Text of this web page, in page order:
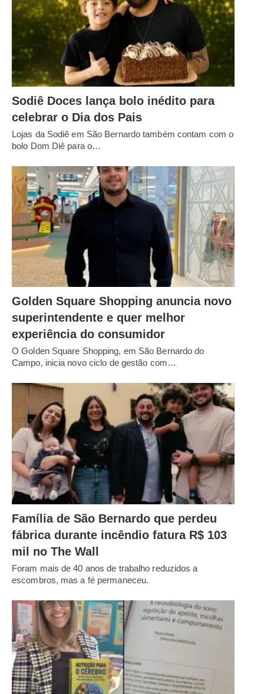
Sodiê Doces lança bolo inédito para
celebrar o Dia dos Pais
Lojas da Sodiê em São Bernardo também contam com o
bolo Dom Diê para o…
Golden Square Shopping anuncia novo
superintendente e quer melhor
experiência do consumidor
O Golden Square Shopping, em São Bernardo do
Campo, inicia novo ciclo de gestão com…
Família de São Bernardo que perdeu
fábrica durante incêndio fatura R$ 103
mil no The Wall
Foram mais de 40 anos de trabalho reduzidos a
escombros, mas a fé permaneceu.